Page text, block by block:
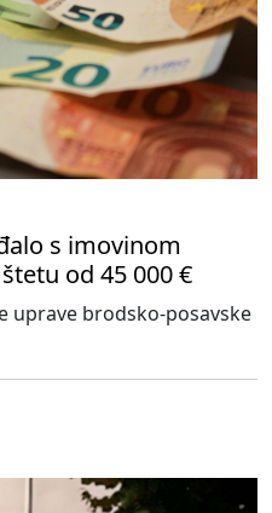
s imovinom
od 45 000 €
uprave brodsko-posavske